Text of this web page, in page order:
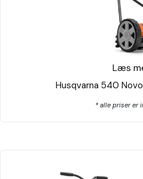
Husqvarna 540
Læs
* alle priser er